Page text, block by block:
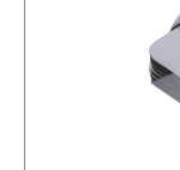
Kraftpapier-